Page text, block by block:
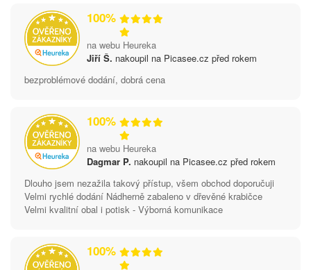
100%
na webu Heureka
Jiří Š. nakoupil na Picasee.cz před rokem
bezproblémové dodání, dobrá cena
100%
na webu Heureka
Dagmar P. nakoupil na Picasee.cz před rokem
Dlouho jsem nezažila takový přístup, všem obchod doporučuji
Velmi rychlé dodání Nádherně zabaleno v dřevěné krabičce
Velmi kvalitní obal i potisk - Výborná komunikace
100%